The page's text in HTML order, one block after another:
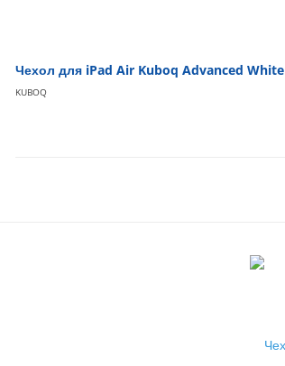
Чехол для iPad Air Kuboq Advanced White
KUBOQ